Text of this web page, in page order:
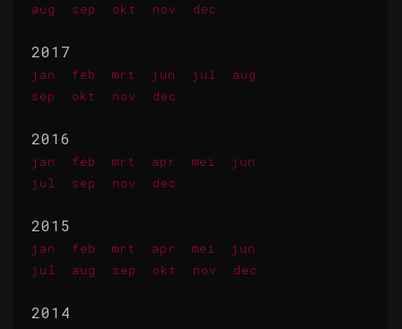
aug
sep okt nov dec
2017
jan feb mrt jun jul
aug
sep
okt nov dec
2016
jan feb mrt apr mei
jun
jul
sep nov dec
2015
jan feb mrt apr mei
jun
jul
aug sep okt nov dec
2014